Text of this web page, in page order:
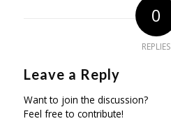
0
REPLIES
Leave a Reply
Want to join the discussion?
Feel free to contribute!